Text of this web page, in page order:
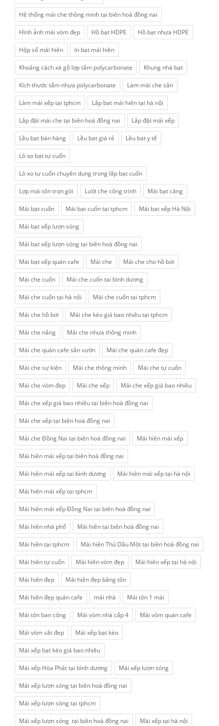
Hệ thống mái che thông minh tại biên hoà đồng nai
Hình ảnh mái vòm đẹp Hồ bạt HDPE Hồ bạt nhựa HDPE
Hộp số mái hiên In bạt mái hiên
Khoảng cách xà gồ lợp tấm polycarbonate Khung nhà bạt
Kích thước tấm nhựa polycarbonate Làm mái che sân
Làm mái xếp tại tphcm Lắp bạt mái hiên tại hà nội
Lắp đặt mái che tại biên hoà đồng nai Lắp đặt mái xếp
Lều bạt bán hàng Lều bạt giá rẻ Lều bạt y tế
Lò xo bạt tự cuốn
Lò xo tự cuốn chuyên dụng trong lắp bạt cuốn
Lợp mái tôn trọn gói Lưới che công trình Mái bạt căng
Mái bạt cuốn Mái bạt cuốn tại tphcm Mái bạt xếp Hà Nội
Mái bạt xếp lượn sóng
Mái bạt xếp lượn sóng tại biên hoà đồng nai
Mái bạt xếp quán cafe Mái che Mái che cho hồ bơi
Mái che cuốn Mái che cuốn tại bình dương
Mái che cuốn tại hà nội Mái che cuốn tại tphcm
Mái che hồ bơi Mái che kéo giá bao nhiêu tại tphcm
Mái che nắng Mái che nhựa thông minh
Mái che quán cafe sân vườn Mái che quán cafe đẹp
Mái che sự kiện Mái che thông minh Mái che tự cuốn
Mái che vòm đẹp Mái che xếp Mái che xếp giá bao nhiêu
Mái che xếp giá bao nhiêu tại biên hoà đồng nai
Mái che xếp tại biên hoà đồng nai
Mái che Đồng Nai tại biên hoà đồng nai Mái hiên mái xếp
Mái hiên mái xếp tại biên hoà đồng nai
Mái hiên mái xếp tại bình dương Mái hiên mái xếp tại hà nội
Mái hiên mái xếp tại tphcm
Mái hiên mái xếp Đồng Nai tại biên hoà đồng nai
Mái hiên nhà phố Mái hiên tại biên hoà đồng nai
Mái hiên tại tphcm Mái hiên Thủ Dầu Một tại biên hoà đồng nai
Mái hiên tự cuốn Mái hiên vòm đẹp Mái hiên xếp tại hà nội
Mái hiên đẹp Mái hiên đẹp bằng tôn
Mái hiên đẹp quán cafe mái nhà Mái tôn 1 mái
Mái tôn ban công Mái vòm nhà cấp 4 Mái vòm quán cafe
Mái vòm sắt đẹp Mái xếp bạt kéo
Mái xếp bạt kéo giá bao nhiêu
Mái xếp Hòa Phát tại bình dương Mái xếp lượn sóng
Mái xếp lượn sóng tại biên hoà đồng nai
Mái xếp lượn sóng tại tphcm
Mái xếp lượn sóng tại biên hoà đồng nai Mái xếp tại hà nội